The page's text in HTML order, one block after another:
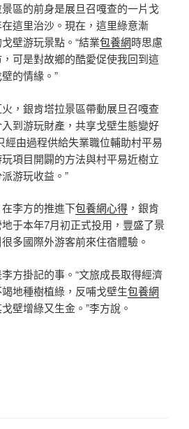
區的前身是展旦召嘎查的一片戈
這里治沙。現在，這里綠意漸
壁游玩景點。“結業包養網時思慮
可是對故鄉的酷愛促使我回到這
的情緣。”
，銀肯塔拉景區帶動展旦召嘎查
到游玩財產，共享戈壁生態變好
經由過程供給失業職位輔助村平易
項目開闢的方法與村平易近樹立
游玩收益。”
李方的推進下包養網心得 ，銀肯
于本年7月初正式投用，豐盛了景
多國際外游客前來住宿體驗。
方掛記的事。“文旅成長取得經濟
地種樹植綠，反哺戈壁生包養網
壁增綠又生金。”李方說。